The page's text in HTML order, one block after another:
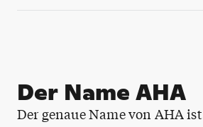
Der Name AHA
Der genaue Name von AHA ist